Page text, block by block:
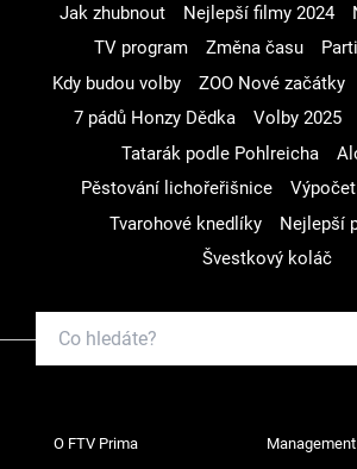
Jak zhubnout Nejlepší filmy 2024
TV program
Změna času
Kdy budou volby
ZOO Nové začátky
7 pádů Honzy Dědka
Volby 2025
Tatarák podle Pohlreicha
Pěstování lichořeřišnice
Tvarohové knedlíky
Nejlepší
Švestkový koláč
O FTV Prima Management